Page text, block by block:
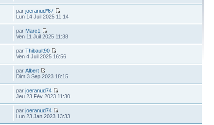
parjoeranud*67
Lun 14 Juil 2025 11:14
par Marc1
Ven 11 Juil 2025 11:38
parThibault90
Ven 4 Juil 2025 16:56
parAlbert
Dim 3 Sep 2023 18:15
parjoeranud74
Jeu 23 Fév 2023 11:30
parjoeranud74
Lun 23 Jan 2023 13:33